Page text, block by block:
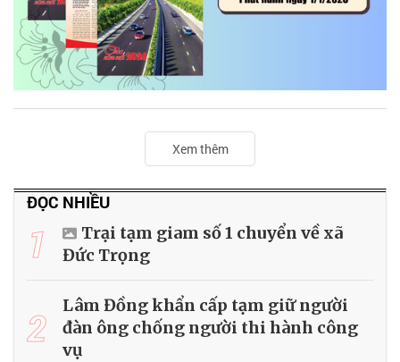
Xem thêm
ĐỌC NHIỀU
1
Trại tạm giam số 1 chuyển về xã
Đức Trọng
2
Lâm Đồng khẩn cấp tạm giữ người
đàn ông chống người thi hành công
vụ